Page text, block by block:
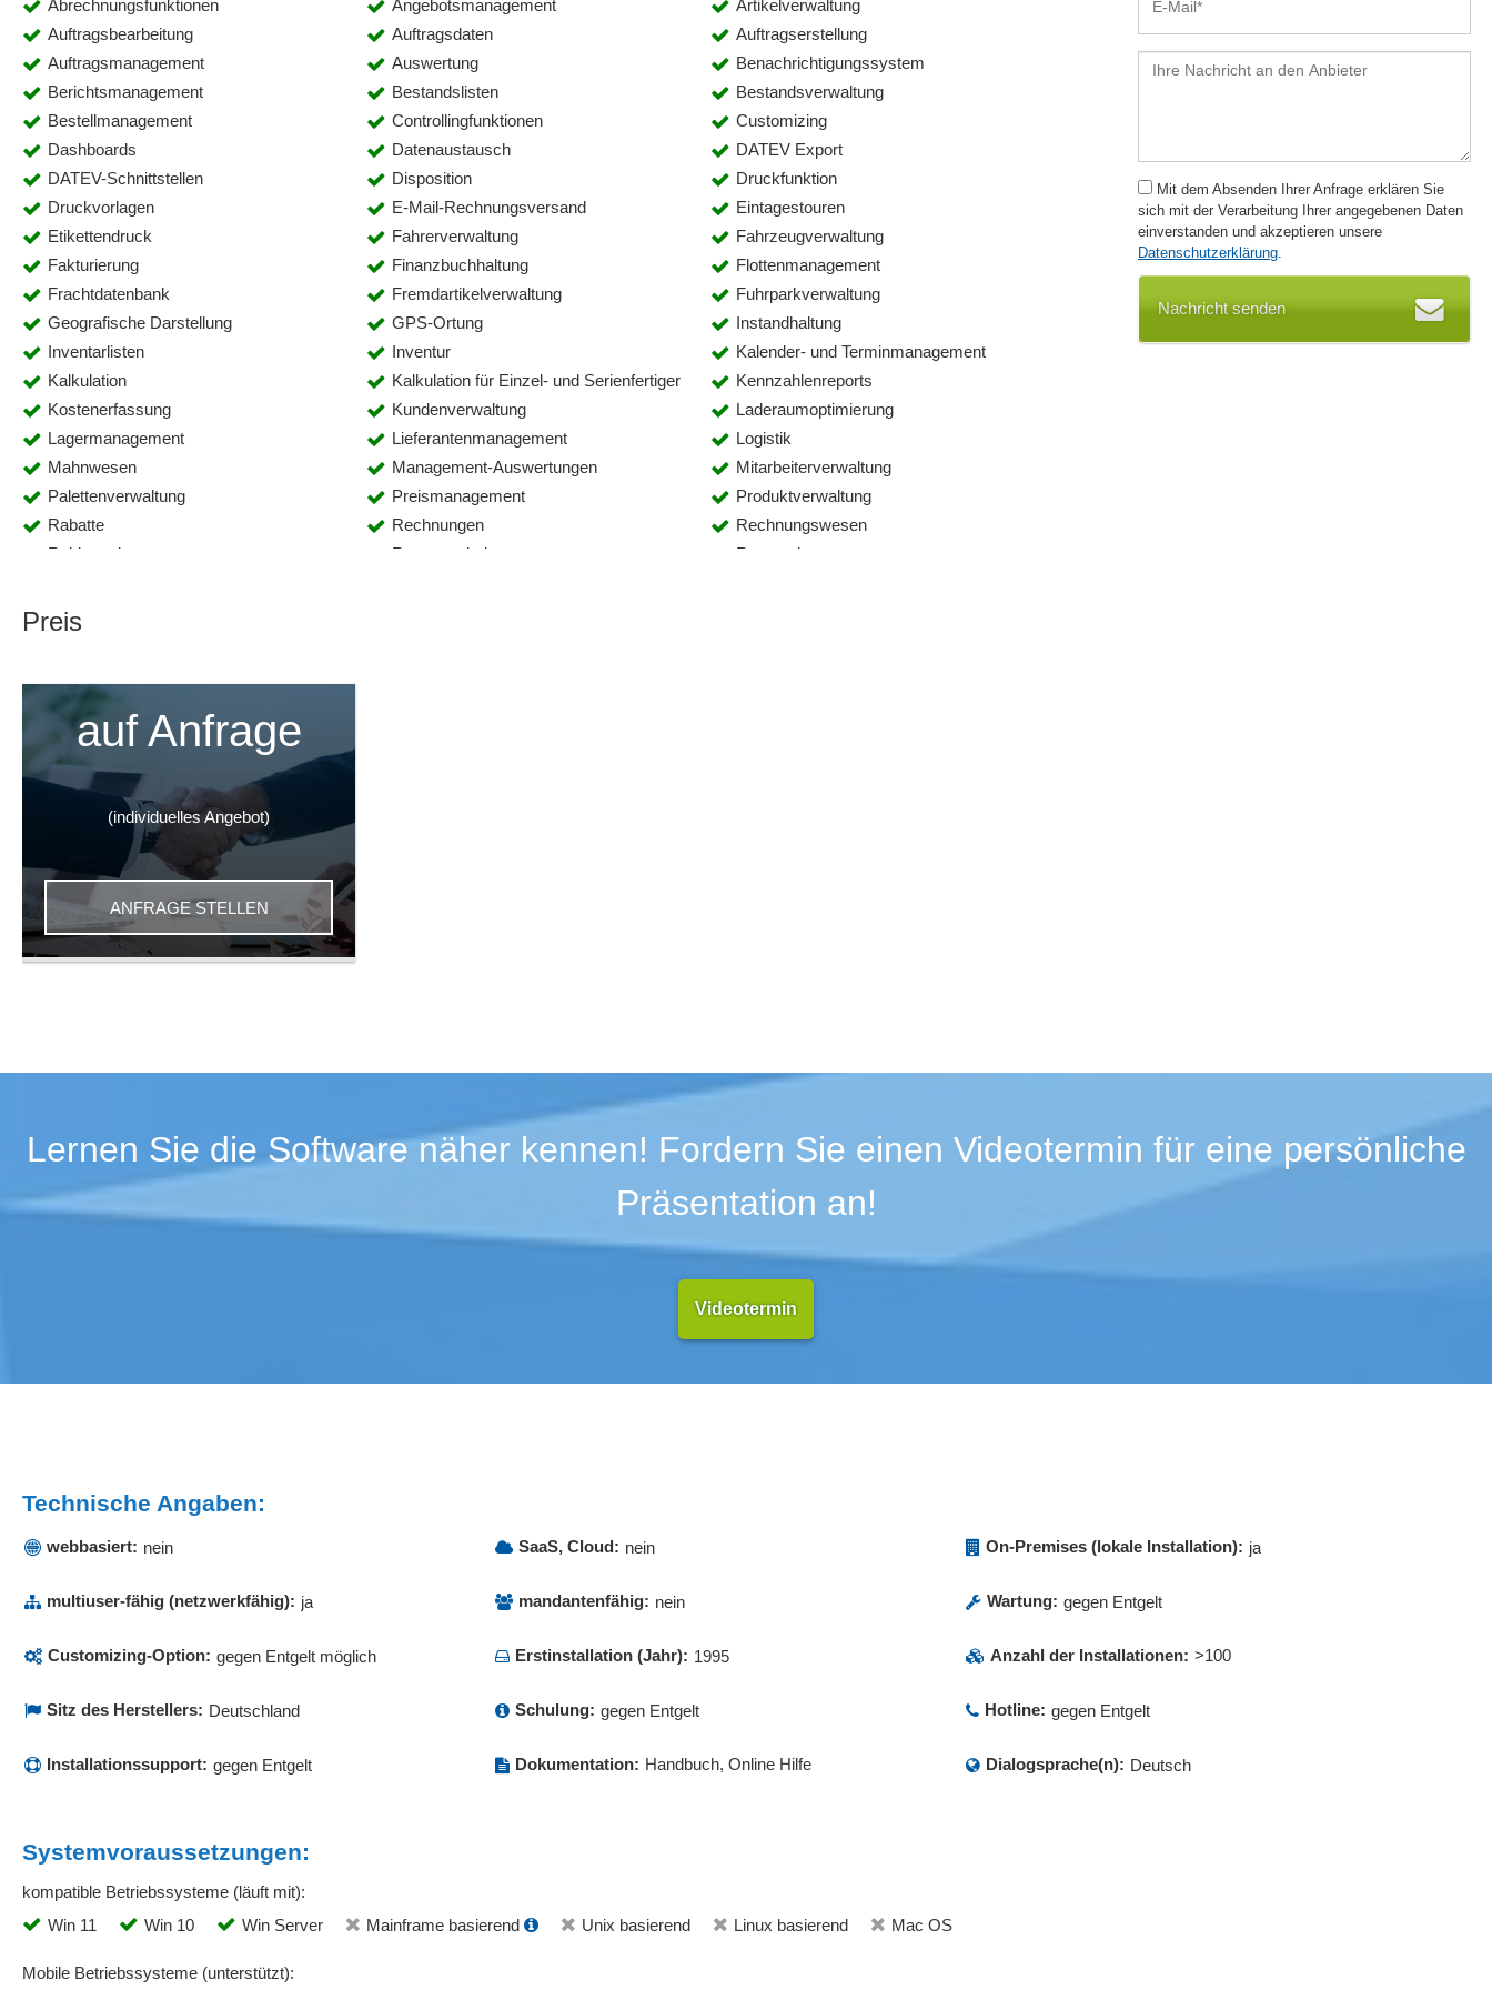
Abrechnungsfunktionen Angebotsmanagement
Artikelverwaltung
Auftragsbearbeitung
Auftragsdaten
Auftragserstellung
Auftragsmanagement
Auswertung
Benachrichtigungssystem
Berichtsmanagement
Bestandslisten
Bestandsverwaltung
Bestellmanagement
Controllingfunktionen
Customizing
Dashboards
Datenaustausch
DATEV Export
DATEV-Schnittstellen
Disposition
Druckfunktion
Druckvorlagen
E-Mail-Rechnungsversand
Eintagestouren
Etikettendruck
Fahrerverwaltung
Fahrzeugverwaltung
Fakturierung
Finanzbuchhaltung
Flottenmanagement
Frachtdatenbank
Fremdartikelverwaltung
Fuhrparkverwaltung
Geografische Darstellung
GPS-Ortung
Instandhaltung
Inventarlisten
Inventur
Kalender- und Terminmanagement
Kalkulation
Kalkulation für Einzel- und Serienfertiger
Kennzahlenreports
Kostenerfassung
Kundenverwaltung
Laderaumoptimierung
Lagermanagement
Lieferantenmanagement
Logistik
Mahnwesen
Management-Auswertungen
Mitarbeiterverwaltung
Palettenverwaltung
Preismanagement
Produktverwaltung
Rabatte
Rechnungen
Rechnungswesen
Reklamationsmanagement
Routenoptimierung
Routenplanung
Stammdatenmanagement
Transportmanagement
Wartung
Preis
auf Anfrage
(individuelles Angebot)
ANFRAGE STELLEN
Mit dem Absenden Ihrer Anfrage erklären Sie
sich mit der Verarbeitung Ihrer angegebenen Daten
einverstanden und akzeptieren unsere
Datenschutzerklärung.
Nachricht senden
Lernen Sie die Software näher kennen! Fordern Sie einen Videotermin für eine persönliche
Präsentation an!
Videotermin
Technische Angaben:
webbasiert: nein SaaS, Cloud: nein On-Premises (lokale Installation): ja
multiuser-fähig (netzwerkfähig): ja mandantenfähig: nein Wartung: gegen Entgelt
Customizing-Option: gegen Entgelt möglich Erstinstallation (Jahr): 1995 Anzahl der Installationen: >100
Sitz des Herstellers: Deutschland Schulung: gegen Entgelt Hotline: gegen Entgelt
Installationssupport: gegen Entgelt Dokumentation: Handbuch, Online Hilfe Dialogsprache(n): Deutsch
Systemvoraussetzungen:
kompatible Betriebssysteme (läuft mit):
Win 11
Win 10 Win Server Mainframe basierend Unix basierend Linux basierend Mac OS
Mobile Betriebssysteme (unterstützt):